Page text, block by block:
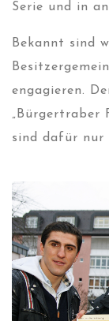
Serie und in
Bekannt sind
engagieren.
„Bürgertraber
sind dafür nur